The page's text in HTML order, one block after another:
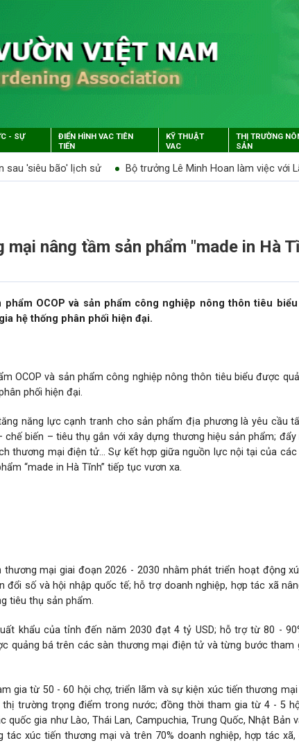
- SỰ
ĐIỂN HÌNH VAC TIÊN
TIẾN
KỸ THUẬT
VAC
THỊ TRƯỜNG
SẢN
đạo Hội Làm vườn Việt Nam Quyết định công nhận và phân
nâng tầm sản phẩm "made in Hà
OCOP và sản phẩm công nghiệp nông thôn tiêu
hệ thống phân phối hiện đại.
OCOP và sản phẩm công nghiệp nông thôn tiêu biểu được
phối hiện đại.
năng lực cạnh tranh cho sản phẩm địa phương là yêu cầu
biến – tiêu thụ gắn với xây dựng thương hiệu sản phẩm; đẩy
thương mại điện tử... Sự kết hợp giữa nguồn lực nội tại của
“made in Hà Tĩnh” tiếp tục vươn xa.
mại giai đoạn 2026 - 2030 nhằm phát triển hoạt động
số và hội nhập quốc tế; hỗ trợ doanh nghiệp, hợp tác xã
tiêu thụ sản phẩm.
khẩu của tỉnh đến năm 2030 đạt 4 tỷ USD; hỗ trợ từ 80 -
quảng bá trên các sàn thương mại điện tử và từng bước tham
gia từ 50 - 60 hội chợ, triển lãm và sự kiện xúc tiến thương
trường trọng điểm trong nước; đồng thời tham gia từ 4 - 5
gia như Lào, Thái Lan, Campuchia, Trung Quốc, Nhật Bản
xúc tiến thương mại và trên 70% doanh nghiệp, hợp tác